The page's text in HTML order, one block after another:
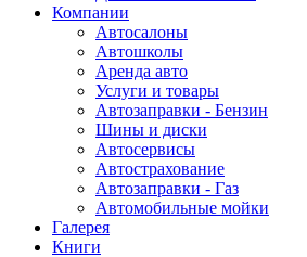
Компании
Автосалоны
Автошколы
Аренда авто
Услуги и товары
Автозаправки - Бензин
Шины и диски
Автосервисы
Автострахование
Автозаправки - Газ
Автомобильные мойки
Галерея
Книги